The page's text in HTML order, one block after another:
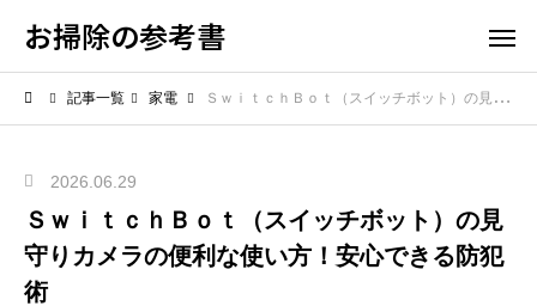
お掃除の参考書
記事一覧 家電 ＳｗｉｔｃｈＢｏｔ（スイッチボット）の見守りカメラの便利な使い方！安心できる防犯術
2026.06.29
ＳｗｉｔｃｈＢｏｔ（スイッチボット）の見
守りカメラの便利な使い方！安心できる防犯
術